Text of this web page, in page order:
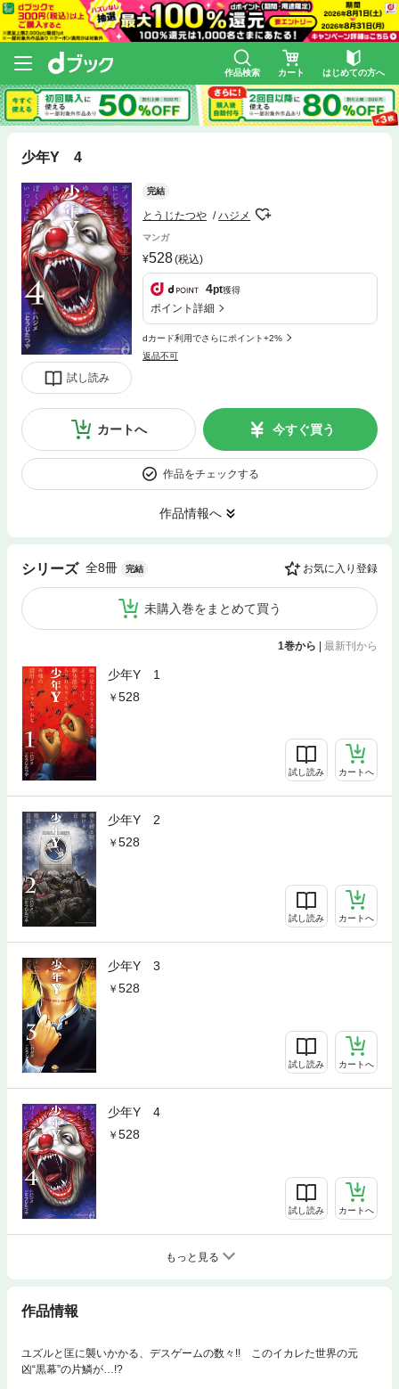
作品検索 カート はじめての方へ
少年Y 4
試し読み
完結
とうじたつや ハジメ
マンガ
528(税込)
4pt獲得
ポイント詳細
dカード利用でさらにポイント+2%
返品不可
カートへ 今すぐ買う
作品をチェックする
作品情報へ
シリーズ 全8冊 完結 お気に入り登録
未購入巻をまとめて買う
1巻から | 最新刊から
少年Y 1
528
試し読み カートへ
少年Y 2
528
試し読み カートへ
少年Y 3
528
試し読み カートへ
少年Y 4
528
試し読み カートへ
もっと見る
作品情報
ユズルと匡に襲いかかる、デスゲームの数々!! このイカレた世界の元
凶“黒幕”の片鱗が…!?